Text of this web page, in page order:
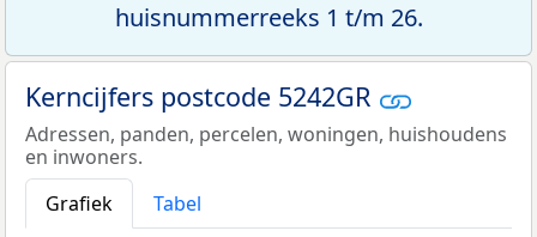
huisnummerreeks 1 t/m 26.
Kerncijfers postcode 5242GR
Adressen, panden, percelen, woningen, huishoudens
en inwoners.
Grafiek
Tabel